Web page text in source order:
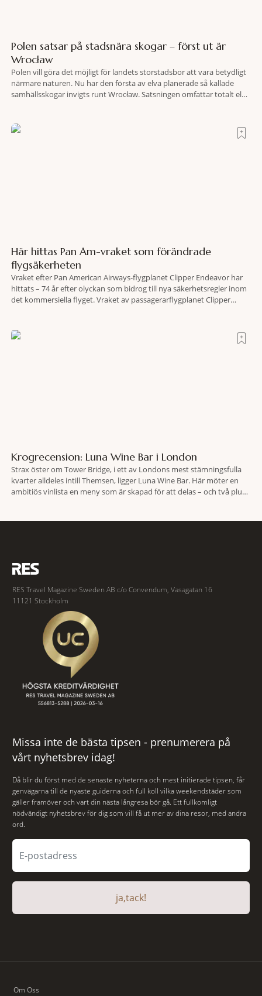
Polen satsar på stadsnära skogar – först ut är
Wrocław
Polen vill göra det möjligt för landets storstadsbor att vara betydligt
närmare naturen. Nu har den första av elva planerade så kallade
samhällsskogar invigts runt Wrocław. Satsningen omfattar totalt elva
fler människor ska kunna promenera, motionera
Här hittas Pan Am-vraket som förändrade
flygsäkerheten
Vraket efter Pan American Airways-flygplanet Clipper Endeavor har
hittats – 74 år efter olyckan som bidrog till nya säkerhetsregler inom
det kommersiella flyget. Vraket av passagerarflygplanet Clipper
lokaliserades den 2 juni i år med hjälp
Krogrecension: Luna Wine Bar i London
Strax öster om Tower Bridge, i ett av Londons mest stämningsfulla
kvarter alldeles intill Themsen, ligger Luna Wine Bar. Här möter en
ambitiös vinlista en meny som är skapad för att delas – och två plus
RES Travel Magazine Sweden AB c/o Convendum, Vasagatan 16
11121 Stockholm
Missa inte de bästa tipsen - prenumerera på
vårt nyhetsbrev idag!
Då blir du först med de senaste nyheterna och mest initierade tipsen, får
genvägarna till de nyaste guiderna och full koll vilka weekendstäder som
gäller framöver och vart din nästa långresa bör gå. Ett fullkomligt
nödvändigt nyhetsbrev för dig som vill få ut mer av dina resor, med andra
ord.
ja,tack!
Om Oss